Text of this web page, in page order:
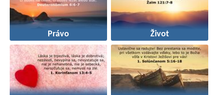
Právo Život